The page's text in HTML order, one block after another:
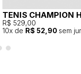
TENIS CHAMPION
R$ 529,00
10x de R$ 52,90 sem